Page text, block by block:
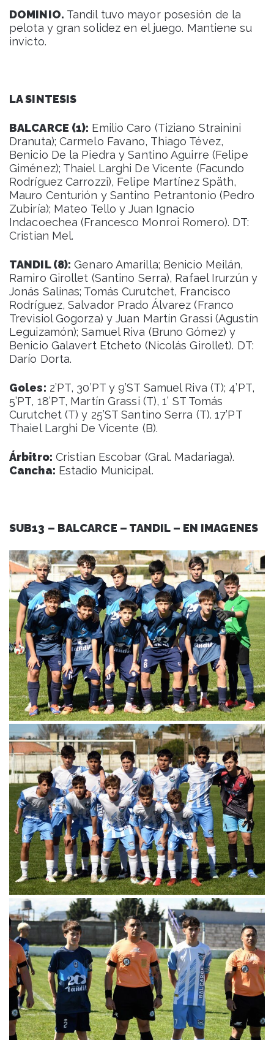
DOMINIO. Tandil tuvo mayor posesión de la
pelota y gran solidez en el juego. Mantiene su
invicto.
LA SINTESIS
BALCARCE (1): Emilio Caro (Tiziano Strainini
Dranuta); Carmelo Favano, Thiago Tévez,
Benicio De la Piedra y Santino Aguirre (Felipe
Giménez); Thaiel Larghi De Vicente (Facundo
Rodríguez Carrozzi), Felipe Martínez Späth,
Mauro Centurión y Santino Petrantonio (Pedro
Zubiría); Mateo Tello y Juan Ignacio
Indacoechea (Francesco Monroi Romero). DT:
Cristian Mel.
TANDIL (8): Genaro Amarilla; Benicio Meilán,
Ramiro Girollet (Santino Serra), Rafael Irurzún y
Jonás Salinas; Tomás Curutchet, Francisco
Rodríguez, Salvador Prado Álvarez (Franco
Trevisiol Gogorza) y Juan Martín Grassi (Agustín
Leguizamón); Samuel Riva (Bruno Gómez) y
Benicio Galavert Etcheto (Nicolás Girollet). DT:
Darío Dorta.
Goles: 2’PT, 30’PT y 9’ST Samuel Riva (T); 4’PT,
5’PT, 18’PT, Martín Grassi (T), 1’ ST Tomás
Curutchet (T) y 25’ST Santino Serra (T). 17’PT
Thaiel Larghi De Vicente (B).
Árbitro: Cristian Escobar (Gral. Madariaga).
Cancha: Estadio Municipal.
SUB13 – BALCARCE – TANDIL – EN IMAGENES